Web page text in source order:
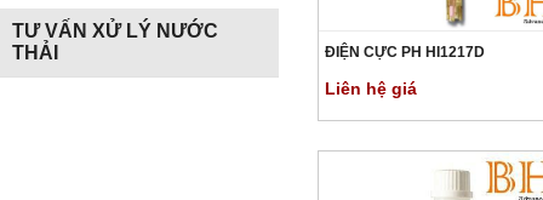
TƯ VẤN XỬ LÝ NƯỚC
THẢI
ĐIỆN CỰC PH HI1217D
Liên hệ giá